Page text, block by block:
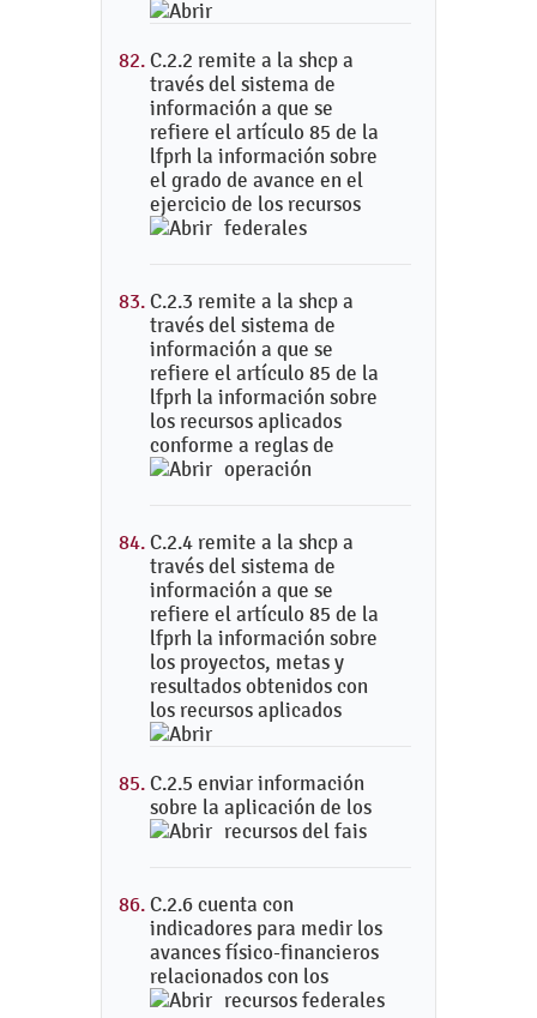
C.2.2 remite a la shcp a
través del sistema de
información a que se
refiere el artículo 85 de la
lfprh la información sobre
el grado de avance en el
ejercicio de los recursos
federales
C.2.3 remite a la shcp a
través del sistema de
información a que se
refiere el artículo 85 de la
lfprh la información sobre
los recursos aplicados
conforme a reglas de
operación
C.2.4 remite a la shcp a
través del sistema de
información a que se
refiere el artículo 85 de la
lfprh la información sobre
los proyectos, metas y
resultados obtenidos con
los recursos aplicados
C.2.5 enviar información
sobre la aplicación de los
recursos del fais
C.2.6 cuenta con
indicadores para medir los
avances físico-financieros
relacionados con los
recursos federales